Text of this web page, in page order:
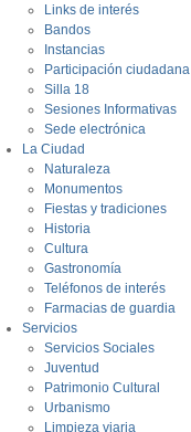
Links de interés
Bandos
Instancias
Participación ciudadana
Silla 18
Sesiones Informativas
Sede electrónica
La Ciudad
Naturaleza
Monumentos
Fiestas y tradiciones
Historia
Cultura
Gastronomía
Teléfonos de interés
Farmacias de guardia
Servicios
Servicios Sociales
Juventud
Patrimonio Cultural
Urbanismo
Limpieza viaria